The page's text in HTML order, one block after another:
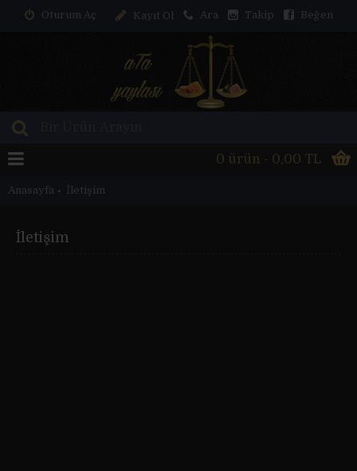
Oturum Aç Kayıt Ol Ara Takip Beğen
0 ürün - 0,00 TL
Anasayfa İletişim
İletişim